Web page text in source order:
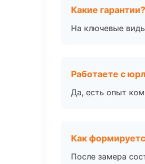
Какие гарантии?
На ключевые
Работаете с
Да, есть опыт
Как
После замера